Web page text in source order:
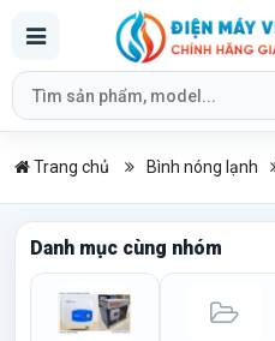
Trang chủ Bình nóng lạnh
Danh mục cùng nhóm